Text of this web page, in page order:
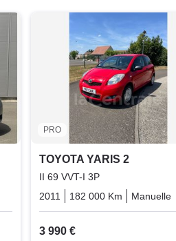
PRO
TOYOTA YARIS 2
II 69 VVT-I 3P
2011
182 000 Km Manuelle
3 990 €